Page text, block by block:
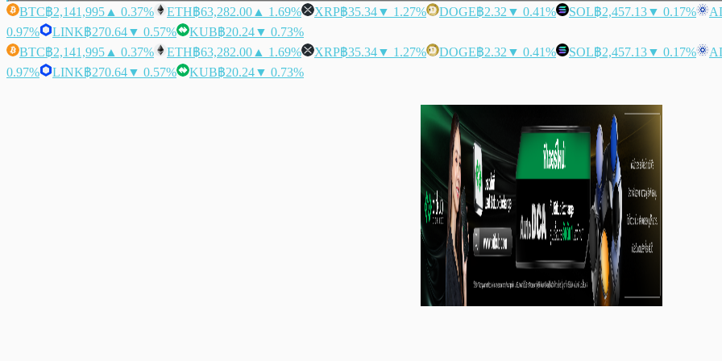
BTC฿2,141,995 ▲ 0.37% ETH฿63,282.00 ▲ 1.69% XRP฿35.34▼ 1.27% DOGE฿2.32 ▼ 0.41% SOL฿2,457.13▼ 0.17%
0.97%
LINK฿270.64▼ 0.57% KUB฿20.24▼ 0.73%
BTC฿2,141,995 ▲ 0.37% ETH฿63,282.00 ▲ 1.69% XRP฿35.34▼ 1.27% DOGE฿2.32 ▼ 0.41% SOL฿2,457.13▼ 0.17%
0.97%
LINK฿270.64▼ 0.57% KUB฿20.24▼ 0.73%